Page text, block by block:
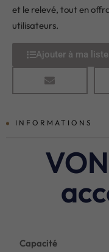
et le relevé, tout en
utilisateurs.
Ajouter à ma liste
INFORMATIONS
Capacité